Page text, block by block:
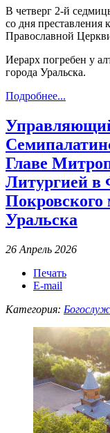
В четверг 2-й
со дня преставления
Православной
Иерарх погребен у
города Уральска.
Подробнее...
Главе
Литургией в
Покровского
Уральска
26 Апрель 2026
Печать
E-mail
Категория: